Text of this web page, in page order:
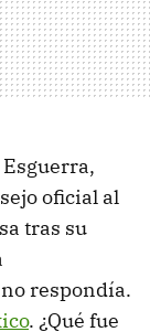
oficial al
tras su
respondía.
. ¿Qué fue